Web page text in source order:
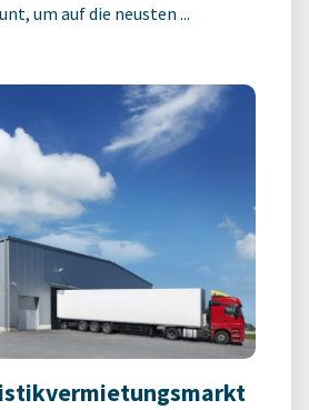
um auf die neusten ...